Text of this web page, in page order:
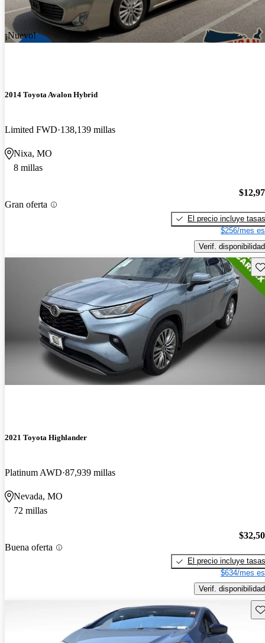
¡Nuevo!
2014 Toyota Avalon Hybrid
Limited FWD 138,139 millas
Nixa, MO
8 millas
Gran oferta
El precio incluye tasas
$256/mes
Verif. disponibilidad
2021 Toyota Highlander
Platinum AWD 87,939 millas
Nevada, MO
72 millas
Buena oferta
El precio incluye tasas
$634/mes
Verif. disponibilidad